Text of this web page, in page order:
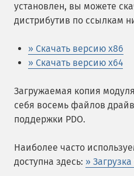
установлен, вы можете
дистрибутив по ссылкам
» Скачать версию x86
» Скачать версию x64
Загружаемая копия
себя восемь файлов
поддержки PDO.
Наиболее часто
доступна здесь: » Загрузка